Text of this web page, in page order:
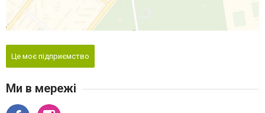
Це моє підприємство
Ми в мережі